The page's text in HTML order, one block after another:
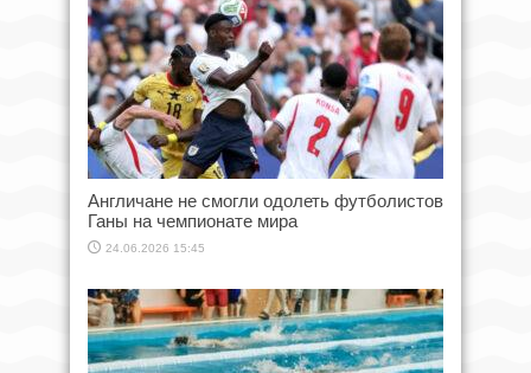
Англичане не смогли одолеть футболистов
Ганы на чемпионате мира
24.06.2026 15:45